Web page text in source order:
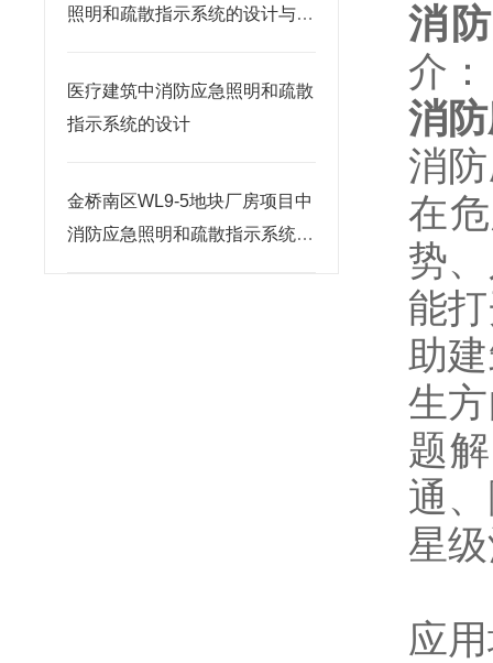
消
介：
消
消
在
势
能
助
生
题
通
星
应
照明和疏散指示系统的设计与产
医疗建筑中消防应急照明和疏散
指示系统的设计
金桥南区WL9-5地块厂房项目中
消防应急照明和疏散指示系统的